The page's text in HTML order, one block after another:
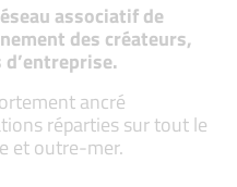
associatif de
des créateurs,
ancré
réparties sur tout le
et outre-mer.